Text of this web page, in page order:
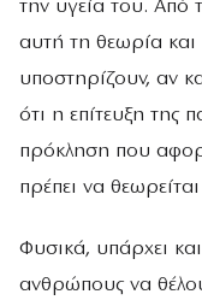
την υγεία του. Από
αυτή τη θεωρία και
υποστηρίζουν, αν
ότι η επίτευξη της
πρόκληση που
πρέπει να
Φυσικά, υπάρχει
ανθρώπους να